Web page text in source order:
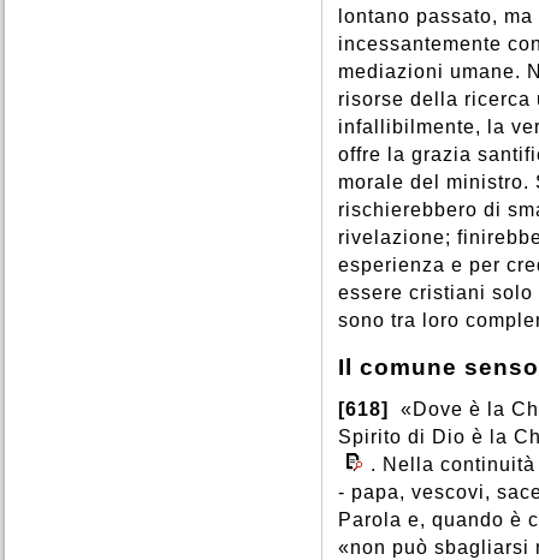
lontano passato,
incessantemente
mediazioni umane.
risorse della ricerca
infallibilmente, la
offre la grazia
morale del ministro.
rischierebbero di
rivelazione;
esperienza e per
essere cristiani
sono tra loro
Il comune
[618]
«Dove è la
Spirito di Dio è la
. Nella
- papa, vescovi,
Parola e, quando è
«non può sbagliarsi